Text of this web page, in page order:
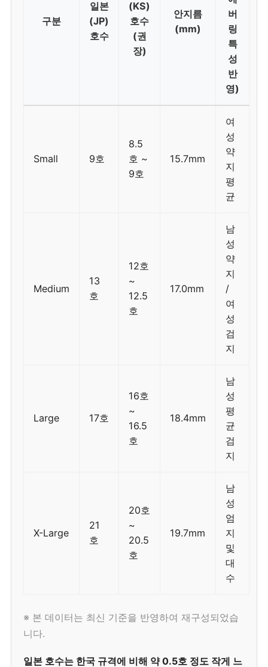
구분
일본
(JP)
호수
(KS)
호수
(권
장)
안지름
(mm)
버
링
특
성
반
영)
Small 9호
8.5
호 ~
9호
15.7mm
여
성
약
지
평
균
Medium
13
호
12호
~
12.5
호
17.0mm
남
성
약
지
/
여
성
검
지
Large 17호
16호
~
16.5
호
18.4mm
남
성
평
균
검
지
X-Large
21
호
20호
~
20.5
호
19.7mm
남
성
엄
지
및
대
수
※ 본 데이터는 최신 기준을 반영하여 재구성되었습
니다.
일본 호수는 한국 규격에 비해 약 0.5호 정도 작게 느